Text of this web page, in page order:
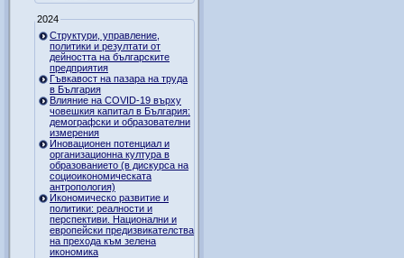
2024
Структури, управление,
политики и резултати от
дейността на българските
предприятия
Гъвкавост на пазара на труда
в България
Влияние на COVID-19 върху
човешкия капитал в България:
демографски и образователни
измерения
Иновационен потенциал и
организационна култура в
образованието (в дискурса на
социоикономическата
антропология)
Икономическо развитие и
политики: реалности и
перспективи. Национални и
европейски предизвикателства
на прехода към зелена
икономика